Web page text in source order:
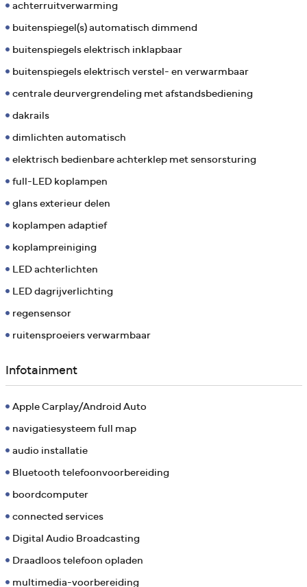
achterruitverwarming
buitenspiegel(s) automatisch dimmend
buitenspiegels elektrisch inklapbaar
buitenspiegels elektrisch verstel- en verwarmbaar
centrale deurvergrendeling met afstandsbediening
dakrails
dimlichten automatisch
elektrisch bedienbare achterklep met sensorsturing
full-LED koplampen
glans exterieur delen
koplampen adaptief
koplampreiniging
LED achterlichten
LED dagrijverlichting
regensensor
ruitensproeiers verwarmbaar
Infotainment
Apple Carplay/Android Auto
navigatiesysteem full map
audio installatie
Bluetooth telefoonvoorbereiding
boordcomputer
connected services
Digital Audio Broadcasting
Draadloos telefoon opladen
multimedia-voorbereiding